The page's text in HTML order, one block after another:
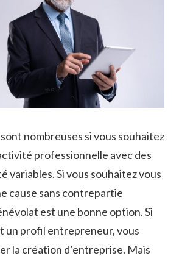
nombreuses si vous souhaitez
professionnelle avec des
variables. Si vous souhaitez vous
cause sans contrepartie
est une bonne option. Si
un profil entrepreneur, vous
la création d’entreprise. Mais